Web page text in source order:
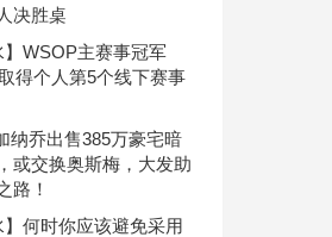
决胜桌
】WSOP主赛事冠军
得个人第5个线下赛事
纳乔出售385万豪宅暗
或交换奥斯梅，大发助
路！
】何时你应该避免采用